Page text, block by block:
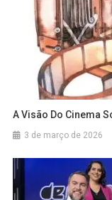
A Visão Do Cinema
3 de março de 2026